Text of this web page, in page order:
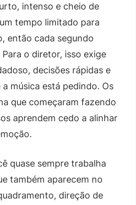
intenso e cheio de
tempo limitado para
então cada segundo
o diretor, isso exige
decisões rápidas e
música está pedindo. Os
que começaram fazendo
aprendem cedo a alinhar
quase sempre trabalha
também aparecem no
direção de